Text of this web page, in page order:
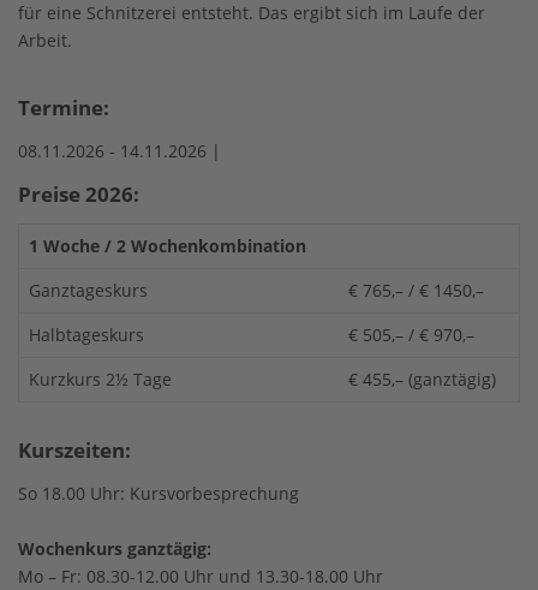
für eine Schnitzerei entsteht. Das ergibt sich im Laufe der
Arbeit.
Termine:
08.11.2026 - 14.11.2026 |
Preise 2026:
1 Woche / 2 Wochenkombination
Ganztageskurs
€ 765,– / € 1450,–
Halbtageskurs
€ 505,– / € 970,–
Kurzkurs 2½ Tage
€ 455,– (ganztägig)
Kurszeiten:
So 18.00 Uhr: Kursvorbesprechung
Wochenkurs ganztägig:
Mo – Fr: 08.30-12.00 Uhr und 13.30-18.00 Uhr